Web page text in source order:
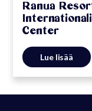
Ranua
Center
Lue lisää